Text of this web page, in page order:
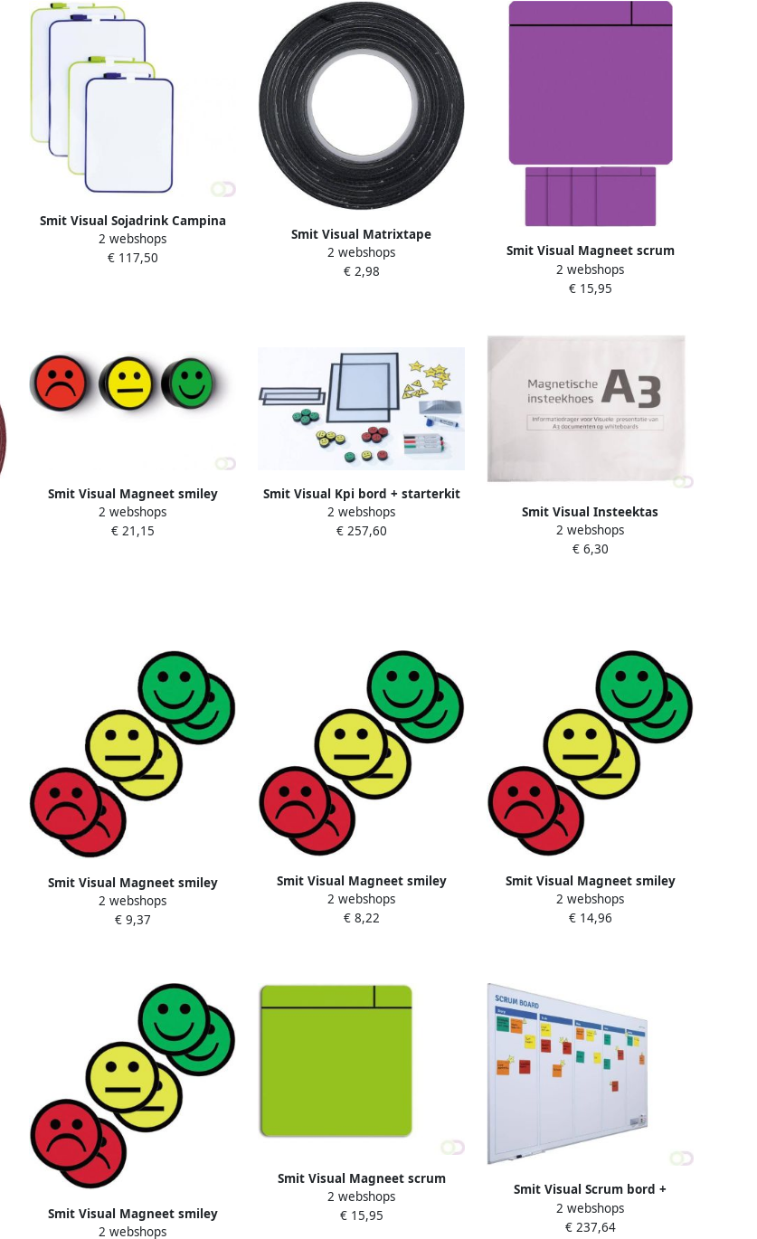
Smit Visual Sojadrink Campina
plantaardig pak 1 liter
2 webshops
€ 117,50
Smit Visual Matrixtape
zelfklevend 3mmx10m zwart
2 webshops
€ 2,98
Smit Visual Magneet scrum
75x75mm paars 5 stuks
2 webshops
€ 15,95
Smit Visual Magneet smiley
35mm groen 5 stuks
2 webshops
€ 21,15
Smit Visual Kpi bord + starterkit
visual management 90x120cm
2 webshops
€ 257,60
Smit Visual Insteektas
magnetisch A3
2 webshops
€ 6,30
Smit Visual Magneet smiley
25mm 2x geel 2x groen 2x rood
2 webshops
€ 9,37
Smit Visual Magneet smiley
25mm emotie blij groen 5 stuks
2 webshops
€ 8,22
Smit Visual Magneet smiley
75mm 2x geel 2x groen 2x rood
2 webshops
€ 14,96
Smit Visual Magneet smiley
50mm emotie neutraal geel 5
2 webshops
Smit Visual Magneet scrum
75x75mm groen 5 stuks
2 webshops
€ 15,95
Smit Visual Scrum bord +
starterkit scrum 90x120cm
2 webshops
€ 237,64